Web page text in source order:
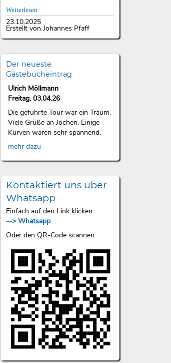
Weiterlesen
23.10.2025
Erstellt von Johannes Pfaff
Der neueste
Gästebucheintrag
Ulrich Möllmann
Freitag, 03.04.26
Die geführte Tour war ein Traum.
Viele Grüße an Jochen. Einige
Kurven waren sehr spannend.
mehr dazu
Kontaktiert uns über
Whatsapp
Einfach auf den Link klicken
--> Whatsapp
Oder den QR-Code scannen